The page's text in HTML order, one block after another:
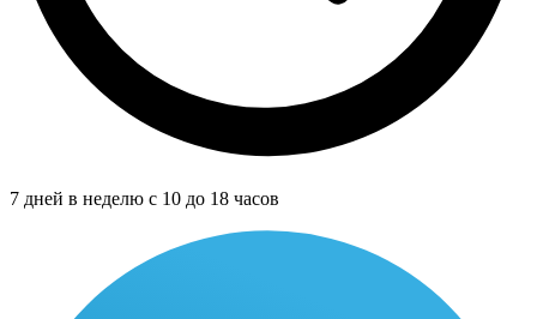
7 дней в неделю с 10 до 18 часов